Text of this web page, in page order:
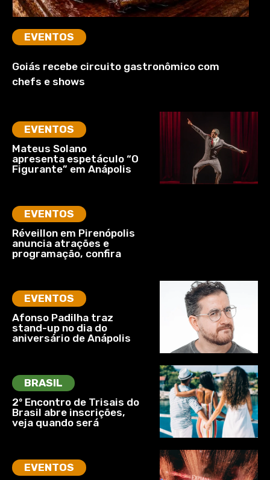
EVENTOS
Goiás recebe circuito gastronômico com
chefs e shows
EVENTOS
Mateus Solano
apresenta espetáculo “O
Figurante” em Anápolis
EVENTOS
Réveillon em Pirenópolis
anuncia atrações e
programação, confira
EVENTOS
Afonso Padilha traz
stand-up no dia do
aniversário de Anápolis
BRASIL
2º Encontro de Trisais do
Brasil abre inscrições,
veja quando será
EVENTOS